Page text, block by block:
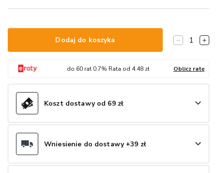
Dodaj do koszyka 1
do 60rat 0.7% Rata od 4.48zł Oblicz ratę
Koszt dostawy od 69 zł
Wniesienie do dostawy +39 zł